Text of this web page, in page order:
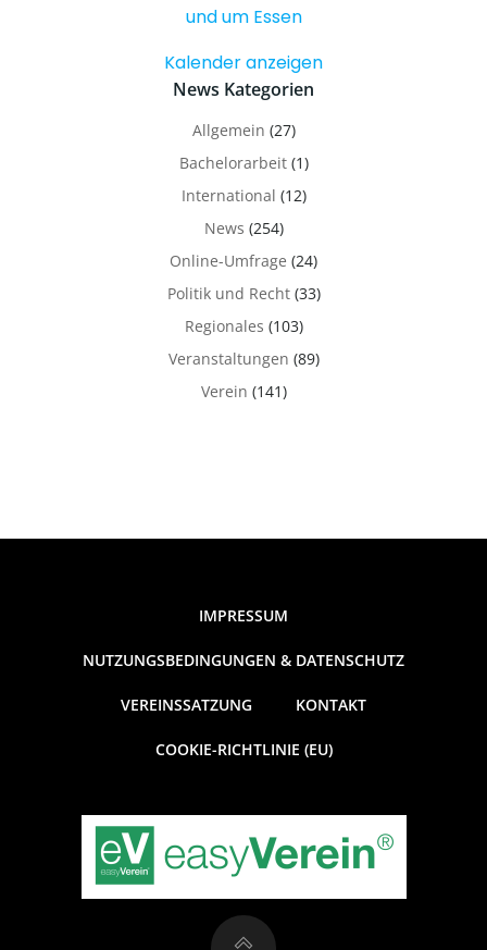
und um Essen
Kalender anzeigen
News Kategorien
Allgemein (27)
Bachelorarbeit(1)
International (12)
News (254)
Online-Umfrage (24)
Politik und Recht(33)
Regionales (103)
Veranstaltungen (89)
Verein (141)
IMPRESSUM
NUTZUNGSBEDINGUNGEN & DATENSCHUTZ
VEREINSSATZUNG KONTAKT
COOKIE-RICHTLINIE (EU)